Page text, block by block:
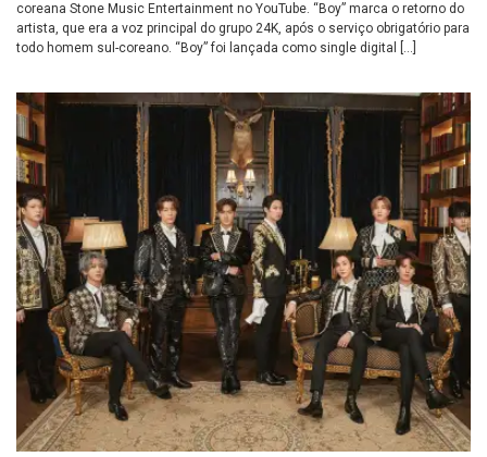
coreana Stone Music Entertainment no YouTube. “Boy” marca o retorno do
artista, que era a voz principal do grupo 24K, após o serviço obrigatório para
todo homem sul-coreano. “Boy” foi lançada como single digital […]